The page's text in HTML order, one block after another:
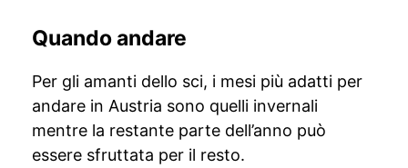
Quando andare
Per gli amanti dello sci, i mesi più adatti per
andare in Austria sono quelli invernali
mentre la restante parte dell’anno può
essere sfruttata per il resto.